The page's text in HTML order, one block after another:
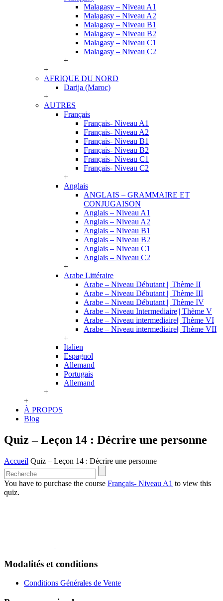
Malagasy – Niveau A1
Malagasy – Niveau A2
Malagasy – Niveau B1
Malagasy – Niveau B2
Malagasy – Niveau C1
Malagasy – Niveau C2
+
+
AFRIQUE DU NORD
Darija (Maroc)
+
AUTRES
Français
Français- Niveau A1
Français- Niveau A2
Français- Niveau B1
Français- Niveau B2
Français- Niveau C1
Français- Niveau C2
+
Anglais
ANGLAIS – GRAMMAIRE ET
CONJUGAISON
Anglais – Niveau A1
Anglais – Niveau A2
Anglais – Niveau B1
Anglais – Niveau B2
Anglais – Niveau C1
Anglais – Niveau C2
+
Arabe Littéraire
Arabe – Niveau Débutant || Thème II
Arabe – Niveau Débutant || Thème III
Arabe – Niveau Débutant || Thème IV
Arabe – Niveau Intermediaire|| Thème V
Arabe – Niveau intermediaire|| Thème VI
Arabe – Niveau intermediaire|| Thème VII
+
Italien
Espagnol
Allemand
Portugais
Allemand
+
+
À PROPOS
Blog
Quiz – Leçon 14 : Décrire une personne
Accueil Quiz – Leçon 14 : Décrire une personne
You have to purchase the course Français- Niveau A1 to view this
quiz.
Modalités et conditions
Conditions Générales de Vente